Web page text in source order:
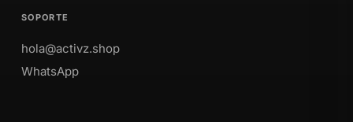
SOPORTE
hola@activz.shop
WhatsApp